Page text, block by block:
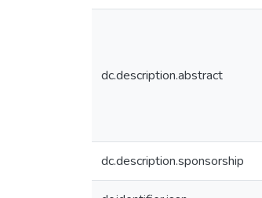
dc.description.abstract
dc.description.sponsorship